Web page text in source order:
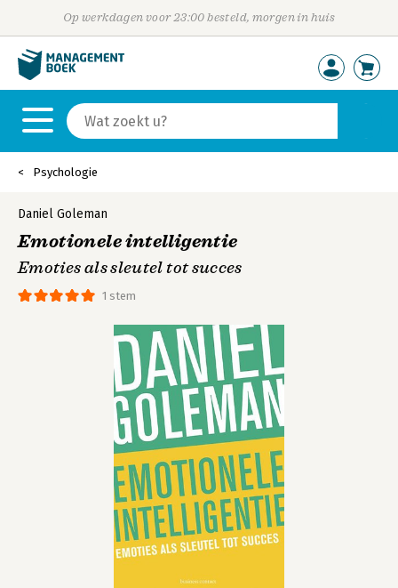
Op werkdagen voor 23:00 besteld, morgen in huis
Psychologie
1 stem
Daniel Goleman
Emotionele intelligentie
Emoties als sleutel tot succes